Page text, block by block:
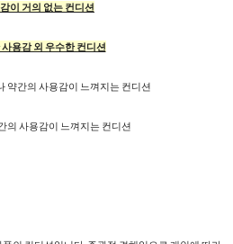
이 거의 없는 컨디션
사용감 외 우수한 컨디션
약간의 사용감이 느껴지는 컨디션
의 사용감이 느껴지는 컨디션